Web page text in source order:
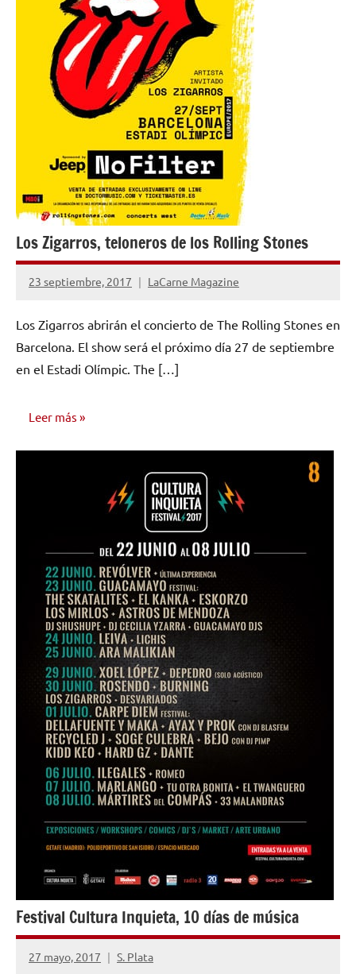
Los Zigarros, teloneros de los Rolling Stones
23 septiembre, 2017 LaCarne Magazine
No
comentarios
Los Zigarros abrirán el concierto de The Rolling Stones en
Barcelona. El show será el próximo día 27 de septiembre
en el Estadi Olímpic. The […]
Leer más
Festival Cultura Inquieta, 10 días de música
27 mayo, 2017 S. Plata
No